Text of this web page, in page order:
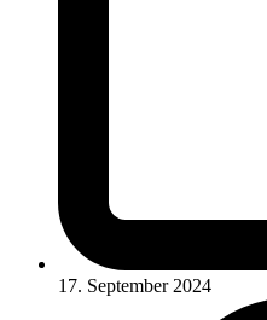
17. September 2024